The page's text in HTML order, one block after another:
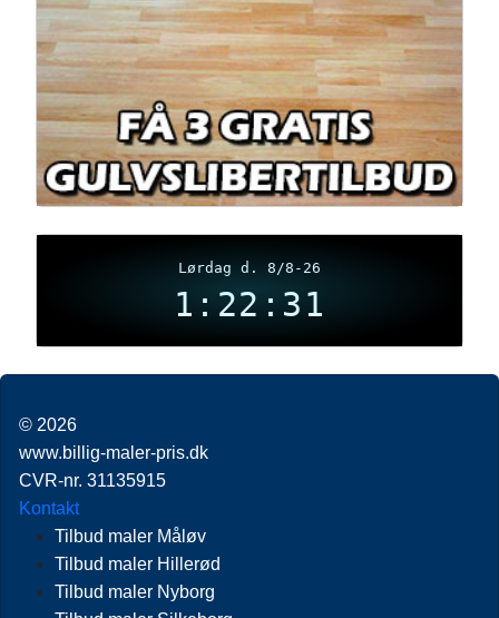
Lørdag d. 8/8-26
1:22:32
© 2026
www.billig-maler-pris.dk
CVR-nr. 31135915
Kontakt
Tilbud maler Måløv
Tilbud maler Hillerød
Tilbud maler Nyborg